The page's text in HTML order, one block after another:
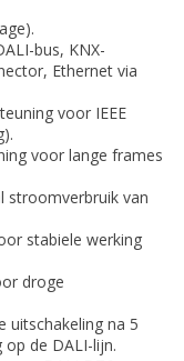
bus, KNX-
Ethernet via
voor IEEE
voor lange frames
stroomverbruik van
stabiele werking
droge
uitschakeling na 5
de DALI-lijn.